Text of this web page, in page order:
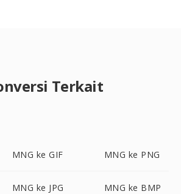
Terkait
MNG ke GIF MNG ke PNG
MNG ke JPG MNG ke BMP